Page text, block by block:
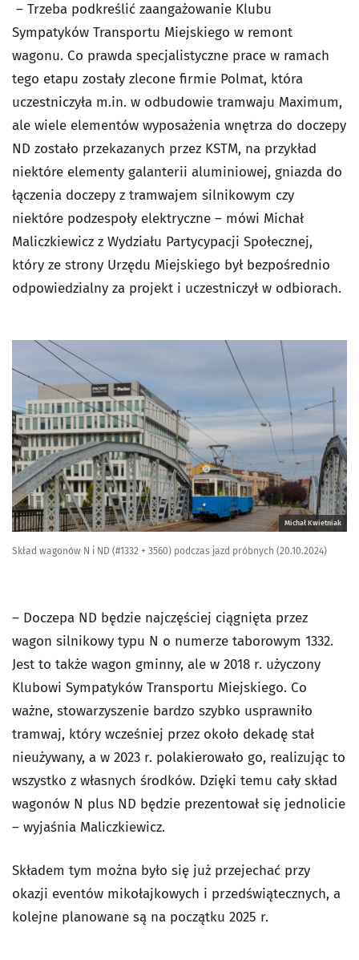
– Trzeba podkreślić zaangażowanie Klubu
Sympatyków Transportu Miejskiego w remont
wagonu. Co prawda specjalistyczne prace w ramach
tego etapu zostały zlecone firmie Polmat, która
uczestniczyła m.in. w odbudowie tramwaju Maximum,
ale wiele elementów wyposażenia wnętrza do doczepy
ND zostało przekazanych przez KSTM, na przykład
niektóre elementy galanterii aluminiowej, gniazda do
łączenia doczepy z tramwajem silnikowym czy
niektóre podzespoły elektryczne – mówi Michał
Maliczkiewicz z Wydziału Partycypacji Społecznej,
który ze strony Urzędu Miejskiego był bezpośrednio
odpowiedzialny za projekt i uczestniczył w odbiorach.
Michał Kwietniak
Skład wagonów N i ND (#1332 + 3560) podczas jazd próbnych (20.10.2024)
– Doczepa ND będzie najczęściej ciągnięta przez
wagon silnikowy typu N o numerze taborowym 1332.
Jest to także wagon gminny, ale w 2018 r. użyczony
Klubowi Sympatyków Transportu Miejskiego. Co
ważne, stowarzyszenie bardzo szybko usprawniło
tramwaj, który wcześniej przez około dekadę stał
nieużywany, a w 2023 r. polakierowało go, realizując to
wszystko z własnych środków. Dzięki temu cały skład
wagonów N plus ND będzie prezentował się jednolicie
– wyjaśnia Maliczkiewicz.
Składem tym można było się już przejechać przy
okazji eventów mikołajkowych i przedświątecznych, a
kolejne planowane są na początku 2025 r.